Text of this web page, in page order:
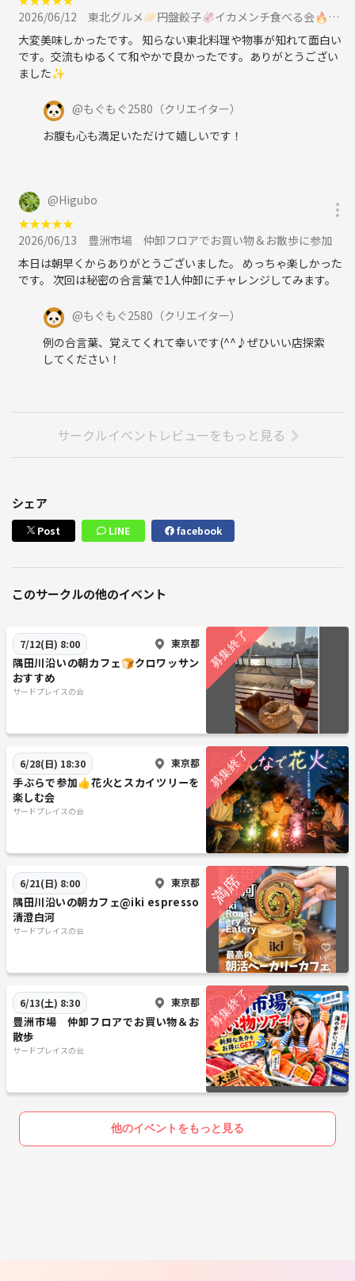
2026/06/12
東北グルメ🥟円盤餃子🦑イカメンチ食べる会🔥日暮里に参加
大変美味しかったです。 知らない東北料理や物事が知れて面白い
です。交流もゆるくて和やかで良かったです。ありがとうござい
ました✨
@もぐもぐ2580 （クリエイター）
お腹も心も満足いただけて嬉しいです！
@Higubo
★★★★★
2026/06/13
豊洲市場 仲卸フロアでお買い物＆お散歩に参加
本日は朝早くからありがとうございました。 めっちゃ楽しかった
です。 次回は秘密の合言葉で1人仲卸にチャレンジしてみます。
@もぐもぐ2580 （クリエイター）
例の合言葉、覚えてくれて幸いです(^^♪ぜひいい店探索
してください！
サークルイベントレビューをもっと見る
シェア
Post LINE facebook
このサークルの他のイベント
7/12(日) 8:00 東京都
隅田川沿いの朝カフェ🍞クロワッサン
おすすめ
サードプレイスの会
6/28(日) 18:30 東京都
手ぶらで参加👍花火とスカイツリーを
楽しむ会
サードプレイスの会
6/21(日) 8:00 東京都
隅田川沿いの朝カフェ@iki espresso
清澄白河
サードプレイスの会
6/13(土) 8:30 東京都
豊洲市場 仲卸フロアでお買い物＆お
散歩
サードプレイスの会
他のイベントをもっと見る